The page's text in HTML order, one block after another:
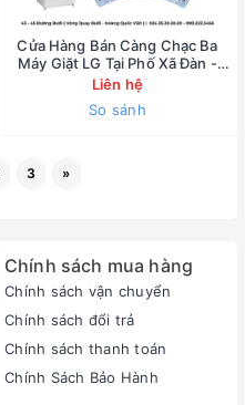
Cửa Hàng Bán Càng Chạc Ba
Máy Giặt LG Tại Phố Xã Đàn -
0902223456
Liên hệ
So sánh
3 »
Chính sách mua hàng
Chính sách vận chuyển
Chính sách đổi trả
Chính sách thanh toán
Chính Sách Bảo Hành